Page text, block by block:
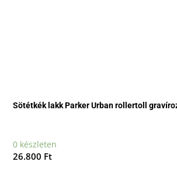
Sötétkék lakk Parker Urban rollertoll
0 készleten
26.800 Ft